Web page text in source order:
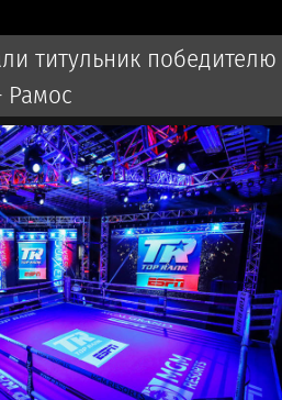
титульник победителю
Рамос